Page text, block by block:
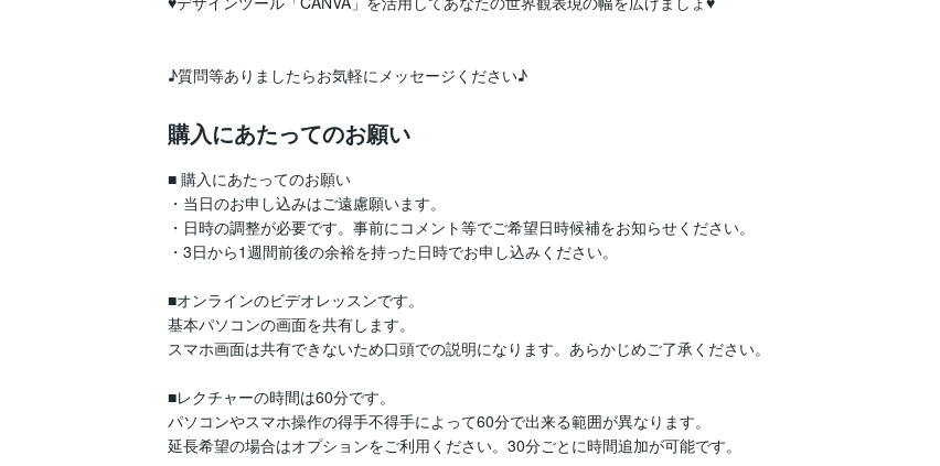
♪質問等ありましたらお気軽にメッセージください♪
購入にあたってのお願い
■ 購入にあたってのお願い
・当日のお申し込みはご遠慮願います。
・日時の調整が必要です。事前にコメント等でご希望日時候補をお知らせください。
・3日から1週間前後の余裕を持った日時でお申し込みください。
■オンラインのビデオレッスンです。
基本パソコンの画面を共有します。
スマホ画面は共有できないため口頭での説明になります。あらかじめご了承ください。
■レクチャーの時間は60分です。
パソコンやスマホ操作の得手不得手によって60分で出来る範囲が異なります。
延長希望の場合はオプションをご利用ください。30分ごとに時間追加が可能です。